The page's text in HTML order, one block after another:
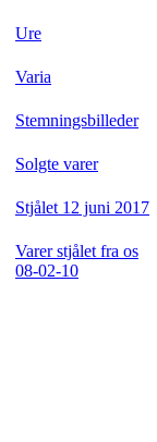
Ure
Varia
Stemningsbilleder
Solgte varer
Stjålet 12 juni 2017
Varer stjålet fra os
08-02-10